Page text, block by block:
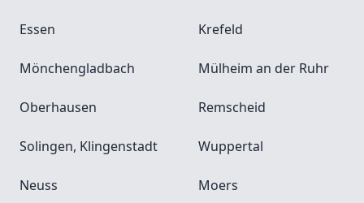
Essen Krefeld
Mönchengladbach Mülheim an der Ruhr
Oberhausen Remscheid
Solingen, Klingenstadt Wuppertal
Neuss Moers